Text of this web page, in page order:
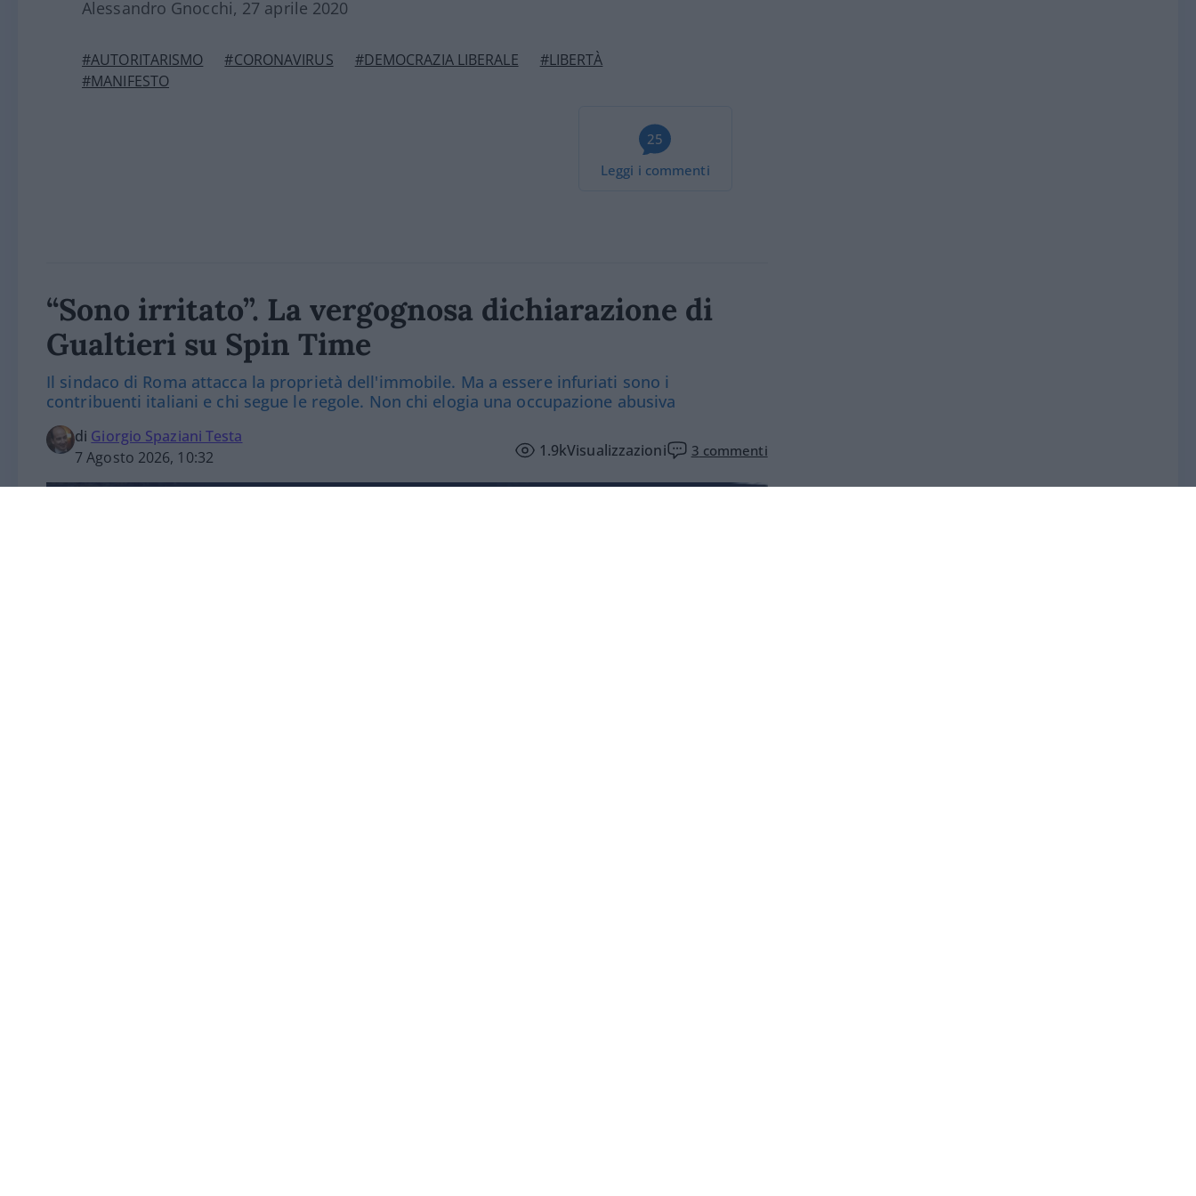
Alessandro Gnocchi, 27 aprile 2020
#AUTORITARISMO #CORONAVIRUS #DEMOCRAZIA LIBERALE
#LIBERTÀ
#MANIFESTO
25
Leggi i commenti
“Sono irritato”. La vergognosa dichiarazione di
Gualtieri su Spin Time
Il sindaco di Roma attacca la proprietà dell'immobile. Ma a essere infuriati sono i
contribuenti italiani e chi segue le regole. Non chi elogia una occupazione abusiva
di Giorgio Spaziani Testa
7 Agosto 2026, 10:32
1.9kVisualizzazioni 3 commenti